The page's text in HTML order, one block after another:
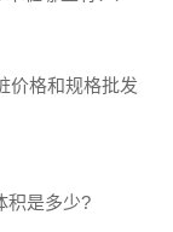
价格和规格批发
积是多少?